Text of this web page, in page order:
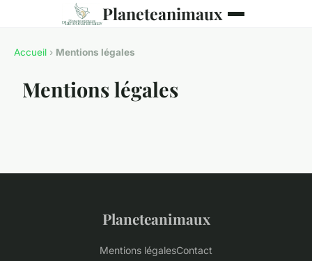
Planeteanimaux
Accueil › Mentions légales
Mentions légales
Planeteanimaux
Mentions légalesContact